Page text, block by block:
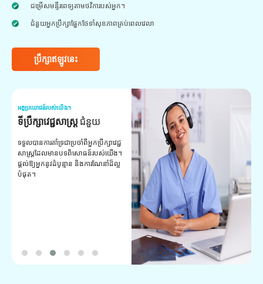
ជម្រើសមន្ទីរពេទ្យតាមថវិការបស់អ្នក។
ជំនួយអ្នកប្រឹក្សាផ្នែកថែទាំសុខភាពគ្រប់ពេលវេលា
ប្រឹក្សាឥឡូវនេះ
អត្ថប្រយោជន៍របស់យើង។
ទីប្រឹក្សាវេជ្ជសាស្ត្រជំនួយ
ទទួលបានការគាំទ្រជាប្រចាំពីអ្នកប្រឹក្សាវេជ្ជ
សាស្ត្រដែលមានបទពិសោធន៍របស់យើង។
ផ្តល់ឱ្យអ្នកនូវដំបូន្មាន និងការណែនាំដ៏ល្អ
បំផុត។